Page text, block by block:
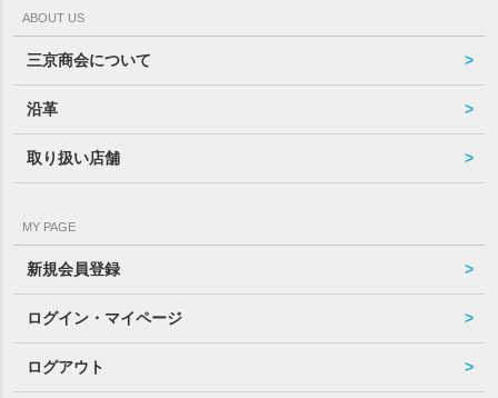
ABOUT US
三京商会について
沿革
取り扱い店舗
MY PAGE
新規会員登録
ログイン・マイページ
ログアウト